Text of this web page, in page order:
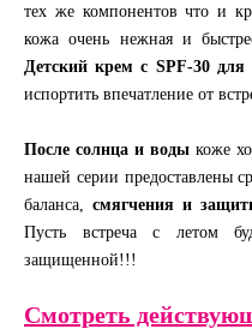
тех же компонентов что и
кожа очень нежная и
Детский крем с SPF-30
испортить впечатление от
После солнца и воды коже
нашей серии предоставлены
баланса,смягчения и
Пусть встреча с летом
защищенной!!!
Смотреть